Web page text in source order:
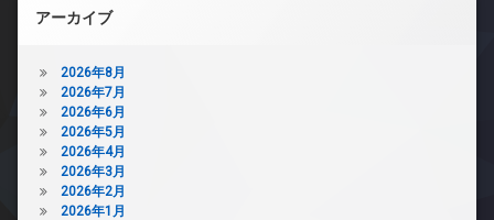
アーカイブ
2026年8月
2026年7月
2026年6月
2026年5月
2026年4月
2026年3月
2026年2月
2026年1月